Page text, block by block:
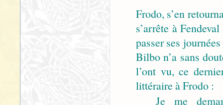
Frodo, s’en
s’arrête à
passer ses
Bilbo n’a sans
l’ont vu, ce
littéraire à Frodo :
Je me